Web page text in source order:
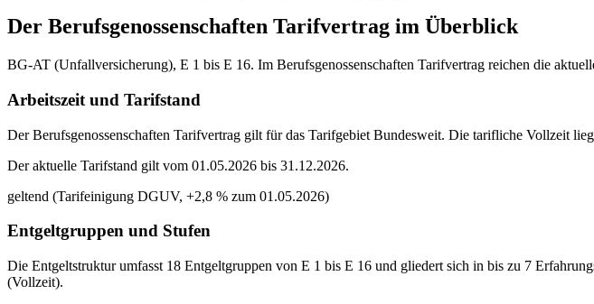
Der Berufsgenossenschaften Tarifvertrag im Überblick
BG-AT (Unfallversicherung), E 1 bis E 16. Im Berufsgenossenschaften Tarifvertrag reichen die
Arbeitszeit und Tarifstand
Der Berufsgenossenschaften Tarifvertrag gilt für das Tarifgebiet Bundesweit. Die tarifliche Vollzeit
Der aktuelle Tarifstand gilt vom 01.05.2026 bis 31.12.2026.
geltend (Tarifeinigung DGUV, +2,8 % zum 01.05.2026)
Entgeltgruppen und Stufen
Die Entgeltstruktur umfasst 18 Entgeltgruppen von E 1 bis E 16 und gliedert sich in bis zu 7
(Vollzeit).